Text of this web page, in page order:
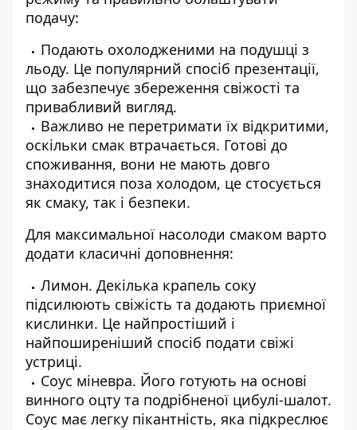
подачу:
Подають охолодженими на подушці з
льоду. Це популярний спосіб презентації,
що забезпечує збереження свіжості та
привабливий вигляд.
Важливо не перетримати їх відкритими,
оскільки смак втрачається. Готові до
споживання, вони не мають довго
знаходитися поза холодом, це стосується
як смаку, так і безпеки.
Для максимальної насолоди смаком варто
додати класичні доповнення:
Лимон. Декілька крапель соку
підсилюють свіжість та додають приємної
кислинки. Це найпростіший і
найпоширеніший спосіб подати свіжі
устриці.
Соус міневра. Його готують на основі
винного оцту та подрібненої цибулі-шалот.
Соус має легку пікантність, яка підкреслює